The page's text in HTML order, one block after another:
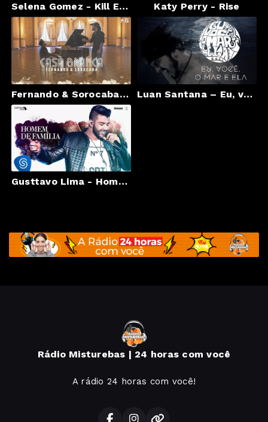
Selena Gomez - Kill Em With Kindness Katy Perry - Rise
Fernando & Sorocaba - Casa Branca | Clipe Oficial Luan Santana – Eu, você, o mar e ela #EVME (Videoclipe Oficial)
Gusttavo Lima - Homem de Família - DVD 50/50 (Vídeo Oficial)
Rádio Misturebas | 24 horas com você
A rádio 24 horas com você!